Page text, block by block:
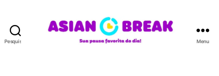
Pesquisar Menu